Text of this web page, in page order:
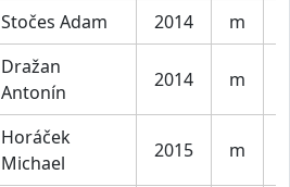
Stočes Adam 2014 m
Dražan
Antonín
2014 m
Horáček
Michael
2015 m